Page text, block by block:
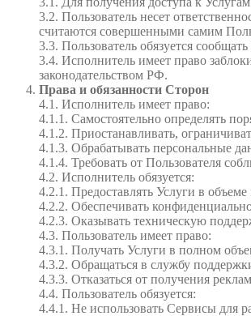
3.2. Пользователь несет
считаются совершенными самим
3.3. Пользователь обязуется
3.4. Исполнитель имеет право
законодательством РФ.
Права и обязанности Сторон
4.1. Исполнитель имеет право:
4.1.1. Самостоятельно определять
4.1.2. Приостанавливать,
4.1.3. Обрабатывать персональные
4.1.4. Требовать от Пользователя
4.2. Исполнитель обязуется:
4.2.1. Предоставлять Услуги в
4.2.2. Обеспечивать
4.2.3. Оказывать техническую
4.3. Пользователь имеет право:
4.3.1. Получать Услуги в полном
4.3.2. Обращаться в службу
4.3.3. Отказаться от получения
4.4. Пользователь обязуется:
4.4.1. Не использовать Сервисы для